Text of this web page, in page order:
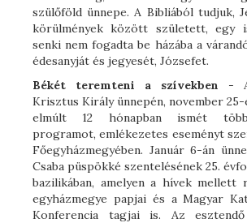
szülőföld ünnepe. A Bibliából tudjuk,
körülmények között született, egy
senki nem fogadta be házába a
édesanyját és jegyesét, Józsefet.
Békét teremteni a szívekben -
Krisztus Király ünnepén, november
elmúlt 12 hónapban ismét több
programot, emlékezetes eseményt
Főegyházmegyében. Január 6-án
Csaba püspökké szentelésének 25.
bazilikában, amelyen a hívek mellett
egyházmegye papjai és a Magyar
Konferencia tagjai is. Az